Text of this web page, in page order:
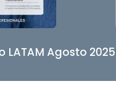
LATAM Agosto 2025